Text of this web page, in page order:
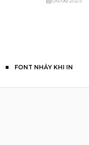
■ FONT NHẢY KHI IN